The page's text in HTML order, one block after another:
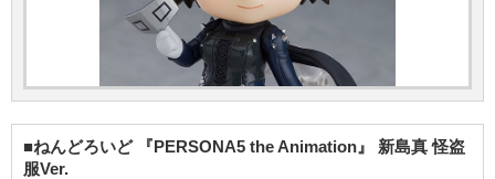
■ねんどろいど 『PERSONA5 the Animation』 新島真 怪盗
服Ver.